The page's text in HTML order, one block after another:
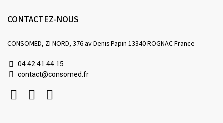
CONTACTEZ-NOUS
CONSOMED, ZI NORD, 376 av Denis Papin 13340 ROGNAC France
04 42 41 44 15
contact@consomed.fr